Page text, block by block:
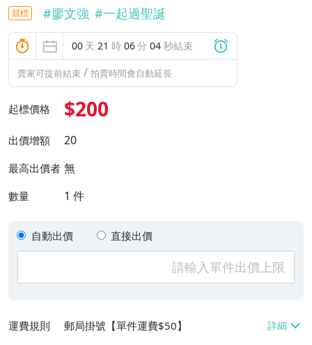
競標 #廖文強 #一起過聖誕
00 天 21 時 06分 03 秒結束
賣家可提前結束 / 拍賣時間會自動延長
起標價格 $200
出價增額 20
最高出價者 無
數量 1 件
自動出價 直接出價
運費規則
郵局掛號【單件運費$50】